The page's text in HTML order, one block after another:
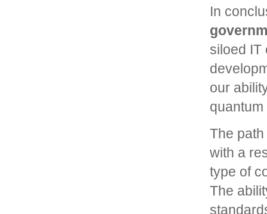
In
siloed IT
our
The
with a
type of
The